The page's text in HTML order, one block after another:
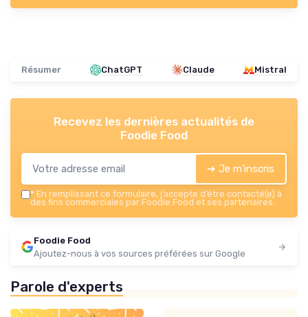
Résumer ChatGPT Claude Mistral
Recevez les dernières actualités de
Foodie Food
➔ Je m'inscris
* En remplissant ce formulaire, j’accepte d’être contacté(e) à
des fins commerciales par Foodie Food et ses partenaires.
Foodie Food
Ajoutez-nous à vos sources préférées sur Google
Parole d'experts